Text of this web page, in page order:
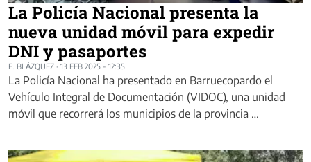
La Policía Nacional presenta la
nueva unidad móvil para expedir
DNI y pasaportes
F. BLÁZQUEZ · 13 FEB 2025 - 12:35
La Policía Nacional ha presentado en Barruecopardo el
Vehículo Integral de Documentación (VIDOC), una unidad
móvil que recorrerá los municipios de la provincia …